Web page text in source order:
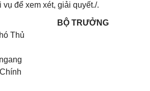
để xem xét, giải quyết./.
Thủ
BỘ TRƯỞNG